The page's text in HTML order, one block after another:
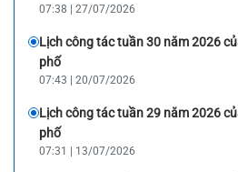
07:38 | 27/07/2026
Lịch công tác tuần 30 năm 2026
phố
07:43 | 20/07/2026
Lịch công tác tuần 29 năm 2026
phố
07:31 | 13/07/2026